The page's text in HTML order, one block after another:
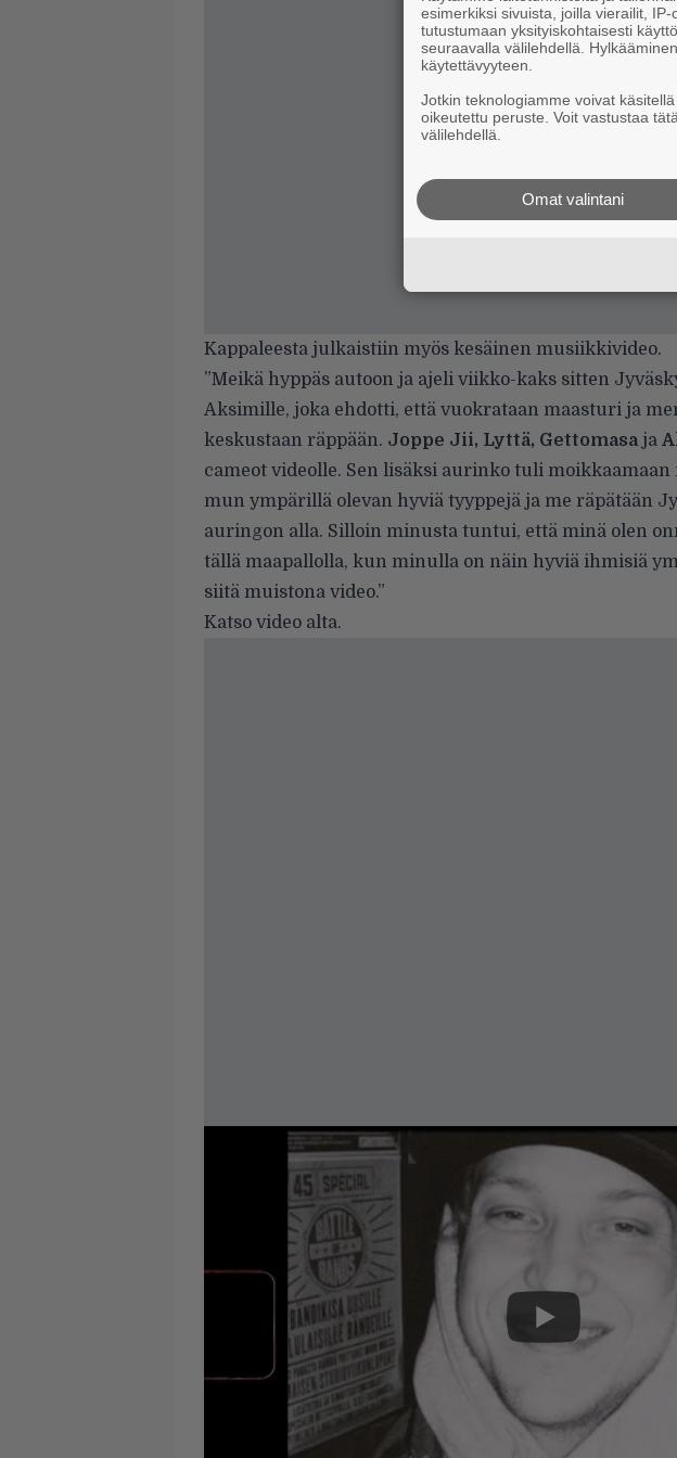
Kappaleesta julkaistiin myös kesäinen musiikkivideo.
”Meikä hyppäs autoon ja ajeli viikko-kaks sitten
Aksimille, joka ehdotti, että vuokrataan maasturi ja
keskustaan räppään. Joppe Jii, Lyttä, Gettomasaja
cameot videolle. Sen lisäksi aurinko tuli
mun ympärillä olevan hyviä tyyppejä ja me räpätään
auringon alla. Silloin minusta tuntui, että minä olen
tällä maapallolla, kun minulla on näin hyviä ihmisiä
siitä muistona video.”
Katso video alta.
esimerkiksi sivuista, joilla vierailit,
tutustumaan yksityiskohtaisesti
seuraavalla välilehdellä.
käytettävyyteen.
Jotkin teknologiamme voivat
oikeutettu peruste. Voit vastustaa
välilehdellä.
Omat valintani